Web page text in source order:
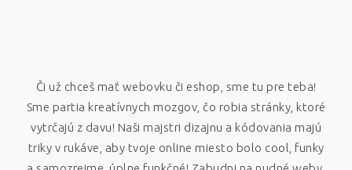
Či už chceš mať webovku či eshop, sme tu pre teba!
Sme partia kreatívnych mozgov, čo robia stránky, ktoré
vytrčajú z davu! Naši majstri dizajnu a kódovania majú
triky v rukáve, aby tvoje online miesto bolo cool, funky